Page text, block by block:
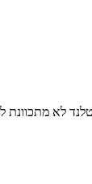
לתחילת העונה